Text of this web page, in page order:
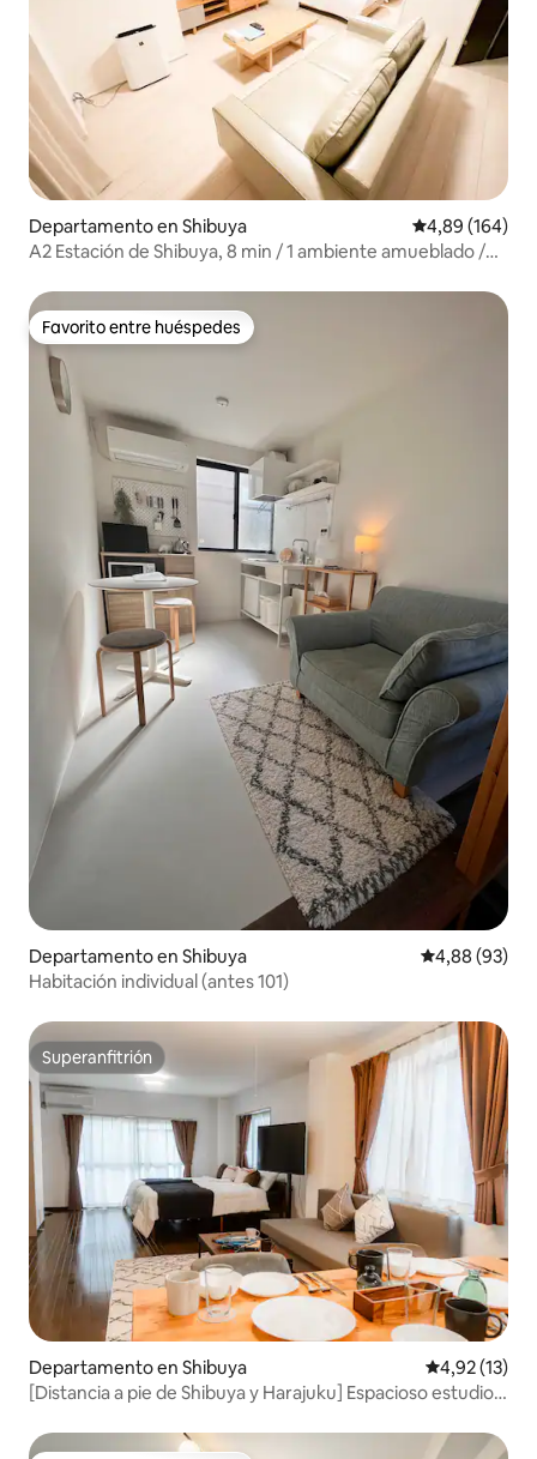
Departamento en Shibuya Calificación
4,89 (164)
A2 Estación de Shibuya, 8 min / 1 ambiente amueblado /
Favorito entre huéspedes
Favorito entre huéspedes
Departamento en Shibuya Calificación
4,88 (93)
Habitación individual (antes 101)
Superanfitrión
Superanfitrión
Departamento en Shibuya Calificación
4,92 (13)
[Distancia a pie de Shibuya y Harajuku] Espacioso estudio